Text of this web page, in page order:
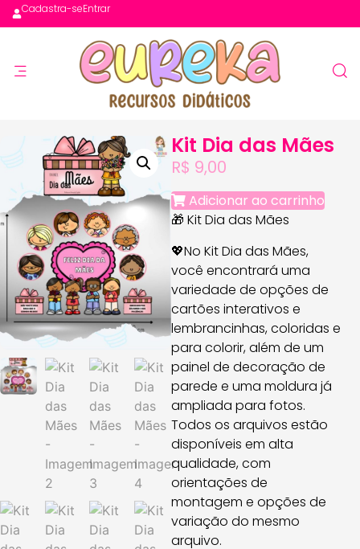
Cadastra-seEntrar
Kit Dia das Mães
R$ 9,00
Adicionar ao carrinho
🎁 Kit Dia das Mães
💖No Kit Dia das Mães,
você encontrará uma
variedade de opções de
cartões interativos e
lembrancinhas, coloridas e
para colorir, além de um
painel de decoração de
parede e uma moldura já
ampliada para fotos.
Todos os arquivos estão
disponíveis em alta
qualidade, com
orientações de
montagem e opções de
variação do mesmo
arquivo.